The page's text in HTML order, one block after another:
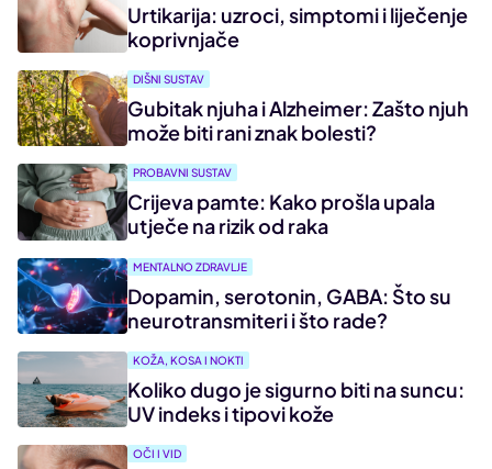
Urtikarija: uzroci, simptomi i liječenje
koprivnjače
DIŠNI SUSTAV
Gubitak njuha i Alzheimer: Zašto njuh
može biti rani znak bolesti?
PROBAVNI SUSTAV
Crijeva pamte: Kako prošla upala
utječe na rizik od raka
MENTALNO ZDRAVLJE
Dopamin, serotonin, GABA: Što su
neurotransmiteri i što rade?
KOŽA, KOSA I NOKTI
Koliko dugo je sigurno biti na suncu:
UV indeks i tipovi kože
OČI I VID